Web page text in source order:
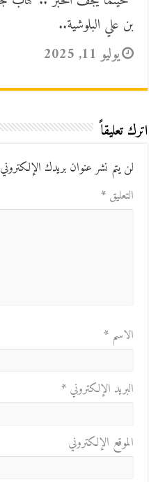
بن علي البلوشية..
يوليو 11, 2025
اترك تعليقاً
لن يتم نشر عنوان بريدك
التعليق*
الاسم*
البريد الإلكتروني*
الموقع الإلكتروني